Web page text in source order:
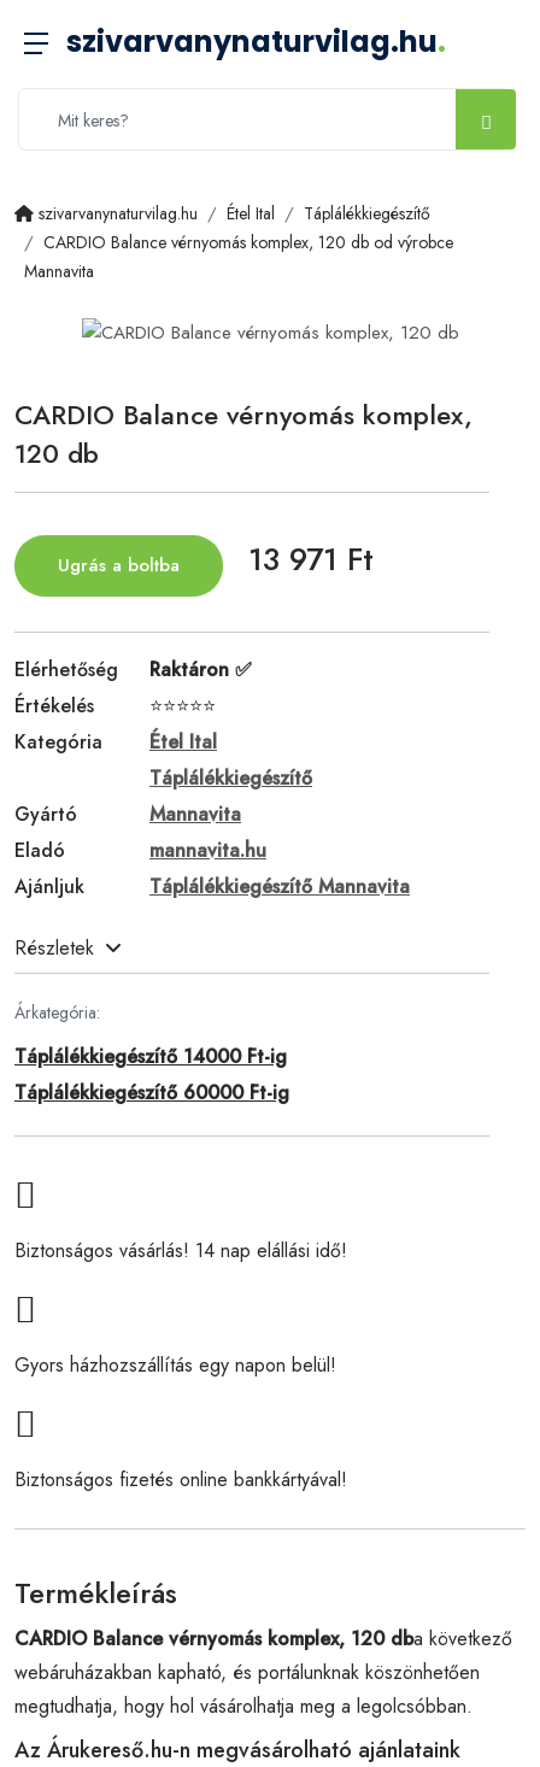
szivarvanynaturvilag.hu.
szivarvanynaturvilag.hu Étel Ital
Táplálékkiegészítő
CARDIO Balance vérnyomás komplex, 120 db od výrobce
Mannavita
CARDIO Balance vérnyomás komplex,
120 db
Ugrás a boltba 13 971 Ft
Elérhetőség
Raktáron ✅
Értékelés
⭐⭐⭐⭐⭐
Kategória
Étel Ital
Táplálékkiegészítő
Gyártó
Mannavita
Eladó
mannavita.hu
Ajánljuk
Táplálékkiegészítő Mannavita
Részletek
Árkategória:
Táplálékkiegészítő 14000 Ft-ig
Táplálékkiegészítő 60000 Ft-ig
Biztonságos vásárlás! 14 nap elállási idő!
Gyors házhozszállítás egy napon belül!
Biztonságos fizetés online bankkártyával!
Termékleírás
CARDIO Balance vérnyomás komplex, 120 dba következő
webáruházakban kapható, és portálunknak köszönhetően
megtudhatja, hogy hol vásárolhatja meg a legolcsóbban.
Az Árukereső.hu-n megvásárolható ajánlataink